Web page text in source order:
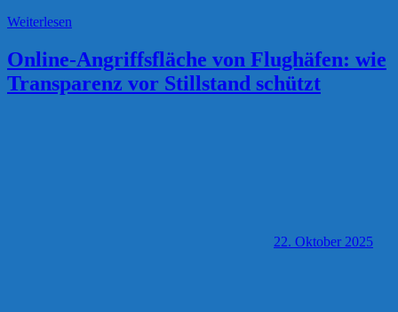
Weiterlesen
Online-Angriffsfläche von Flughäfen: wie
Transparenz vor Stillstand schützt
22. Oktober 2025